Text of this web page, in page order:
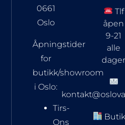
0661
Oslo
Åpningstider
for
butikk/showroom
i Oslo:
Tirs-
Ons
Tlf
åpen
9-21
alle
dager